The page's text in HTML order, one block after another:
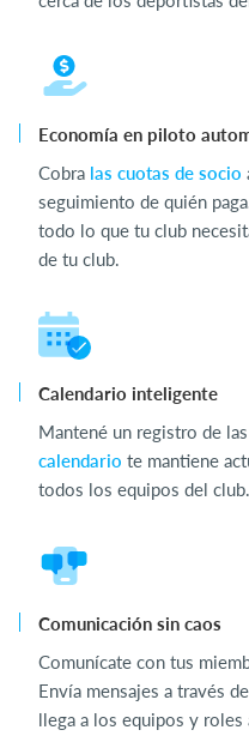
Economía en piloto
Cobra las cuotas de socio
seguimiento de quién
todo lo que tu club
de tu club.
Calendario inteligente
Mantené un registro de
calendario te mantiene
todos los equipos del club.
Comunicación sin caos
Comunícate con tus
Envía mensajes a través
llega a los equipos y roles